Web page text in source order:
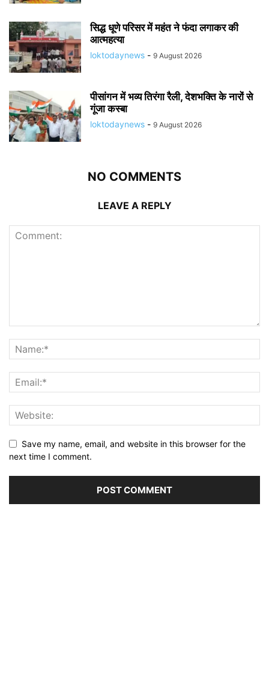
सिद्ध धूणे परिसर में महंत ने फंदा लगाकर की
आत्महत्या
loktodaynews - 9 August 2026
पीसांगन में भव्य तिरंगा रैली, देशभक्ति के नारों से
गूंजा कस्बा
loktodaynews - 9 August 2026
NO COMMENTS
LEAVE A REPLY
Save my name, email, and website in this browser for the
next time I comment.